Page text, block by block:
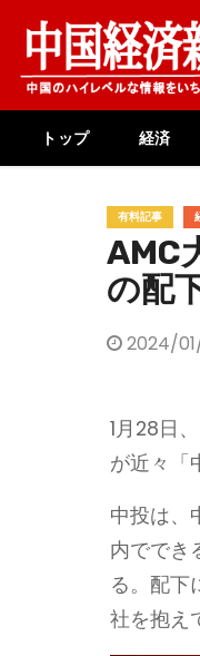
content
トップ 経済
有料記事
AMC
の配
2024/
1月28日
が近々「
中投は、
内ででき
る。配下
社を抱え